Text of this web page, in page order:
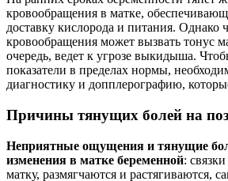
кровообращения в матке,
доставку кислорода и питания. Однако
кровообращения может вызвать тонус
очередь, ведет к угрозе выкидыша.
показатели в пределах нормы,
диагностику и допплерографию,
Причины тянущих болей на
Неприятные ощущения и тянущие
изменения в матке беременной:
матку, размягчаются и растягиваются,